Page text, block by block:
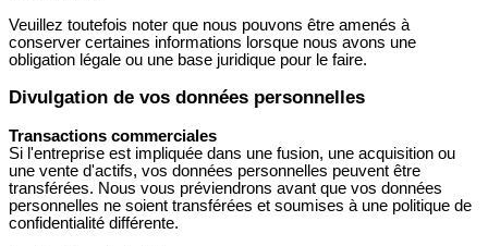
Veuillez toutefois noter que nous pouvons être amenés à
conserver certaines informations lorsque nous avons une
obligation légale ou une base juridique pour le faire.
Divulgation de vos données personnelles
Transactions commerciales
Si l'entreprise est impliquée dans une fusion, une acquisition ou
une vente d'actifs, vos données personnelles peuvent être
transférées. Nous vous préviendrons avant que vos données
personnelles ne soient transférées et soumises à une politique de
confidentialité différente.